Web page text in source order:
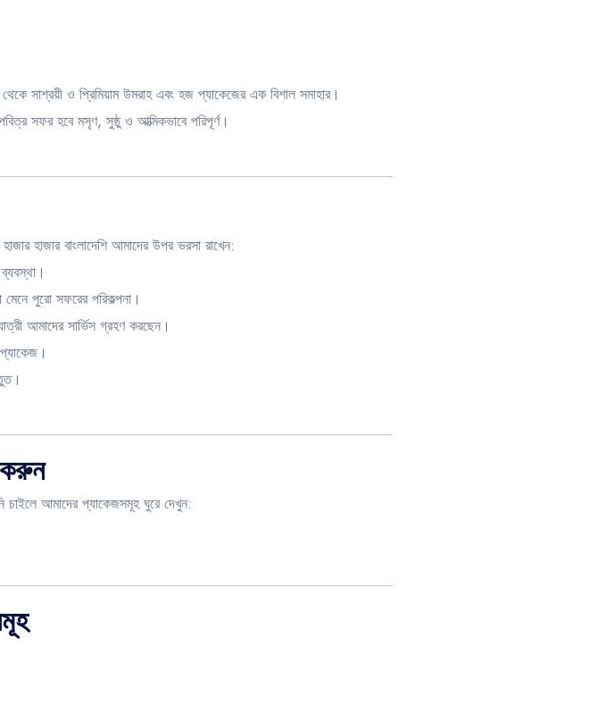
সাশ্রয়ী ও প্রিমিয়াম উমরাহ এবং হজ প্যাকেজের এক বিশাল সমাহার।
সফর হবে মসৃণ, সুষ্ঠু ও আত্মিকভাবে পরিপূর্ণ।
হাজার বাংলাদেশি আমাদের উপর ভরসা রাখেন:
মেনে পুরো সফরের পরিকল্পনা।
আমাদের সার্ভিস গ্রহণ করছেন।
করুন
আমাদের প্যাকেজসমূহ ঘুরে দেখুন: